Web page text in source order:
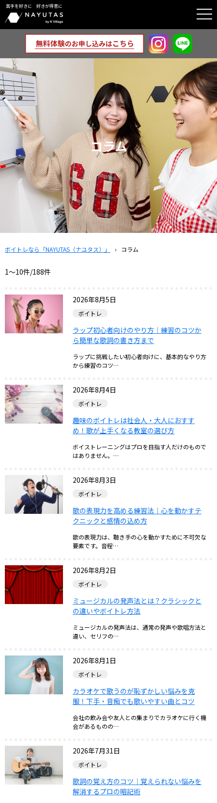
苦手を好きに 好きが得意に
コラム
ボイトレなら「NAYUTAS（ナユタス）」 › コラム
1〜10件/188件
2026年8月5日
ボイトレ
ラップ初心者向けのやり方｜練習のコツか
ら簡単な歌詞の書き方まで
ラップに挑戦したい初心者向けに、基本的なやり方
から練習のコツ…
2026年8月4日
ボイトレ
趣味のボイトレは社会人・大人におすす
め！歌が上手くなる教室の選び方
ボイストレーニングはプロを目指す人だけのもので
はありません。…
2026年8月3日
ボイトレ
歌の表現力を高める練習法｜心を動かすテ
クニックと感情の込め方
歌の表現力は、聴き手の心を動かすために不可欠な
要素です。音程…
2026年8月2日
ボイトレ
ミュージカルの発声法とは？クラシックと
の違いやボイトレ方法
ミュージカルの発声法は、通常の発声や歌唱方法と
違い、セリフの…
2026年8月1日
ボイトレ
カラオケで歌うのが恥ずかしい悩みを克
服！下手・音痴でも歌いやすい曲とコツ
会社の飲み会や友人との集まりでカラオケに行く機
会があるものの…
2026年7月31日
ボイトレ
歌詞の覚え方のコツ｜覚えられない悩みを
解消するプロの暗記術